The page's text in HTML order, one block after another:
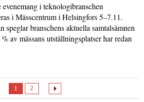
i teknologibranschen
i Mässcentrum i Helsingfors 5–7.11.
speglar branschens aktuella samtalsämnen
av mässans utställningsplatser har redan
1 2